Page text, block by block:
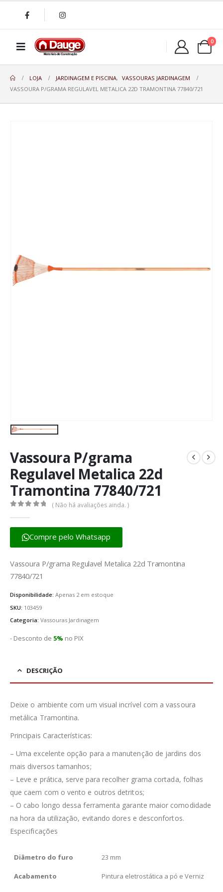
0
LOJA JARDINAGEM E PISCINA,
VASSOURAS JARDINAGEM
VASSOURA P/GRAMA REGULAVEL METALICA 22D TRAMONTINA 77840/721
Vassoura P/grama
Regulavel Metalica 22d
Tramontina 77840/721
( Não há avaliações ainda. )
Compre pelo Whatsapp
Vassoura P/grama Regulavel Metalica 22d Tramontina
77840/721
Disponibilidade: Apenas 2 em estoque
SKU: 103459
Categoria: Vassouras Jardinagem
- Desconto de 5% no PIX
DESCRIÇÃO
Deixe o ambiente com um visual incrível com a vassoura
metálica Tramontina.
Principais Características:
– Uma excelente opção para a manutenção de jardins dos
mais diversos tamanhos;
– Leve e prática, serve para recolher grama cortada, folhas
que caem com o vento e outros detritos;
– O cabo longo dessa ferramenta garante maior comodidade
na hora da utilização, evitando dores e desconfortos.
Especificações
Diâmetro do furo 23 mm
Acabamento Pintura eletrostática a pó e Verniz